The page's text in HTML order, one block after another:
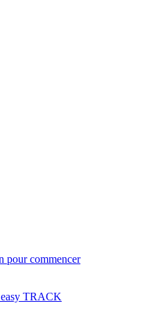
pour commencer
TRACK